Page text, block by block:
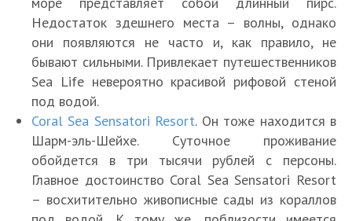
Недостаток здешнего места – волны, однако
они появляются не часто и, как правило, не
бывают сильными. Привлекает путешественников
Sea Life невероятно красивой рифовой стеной
под водой.
Coral Sea Sensatori Resort. Он тоже находится в
Шарм-эль-Шейхе. Суточное проживание
обойдется в три тысячи рублей с персоны.
Главное достоинство Coral Sea Sensatori Resort
– восхитительно живописные сады из кораллов